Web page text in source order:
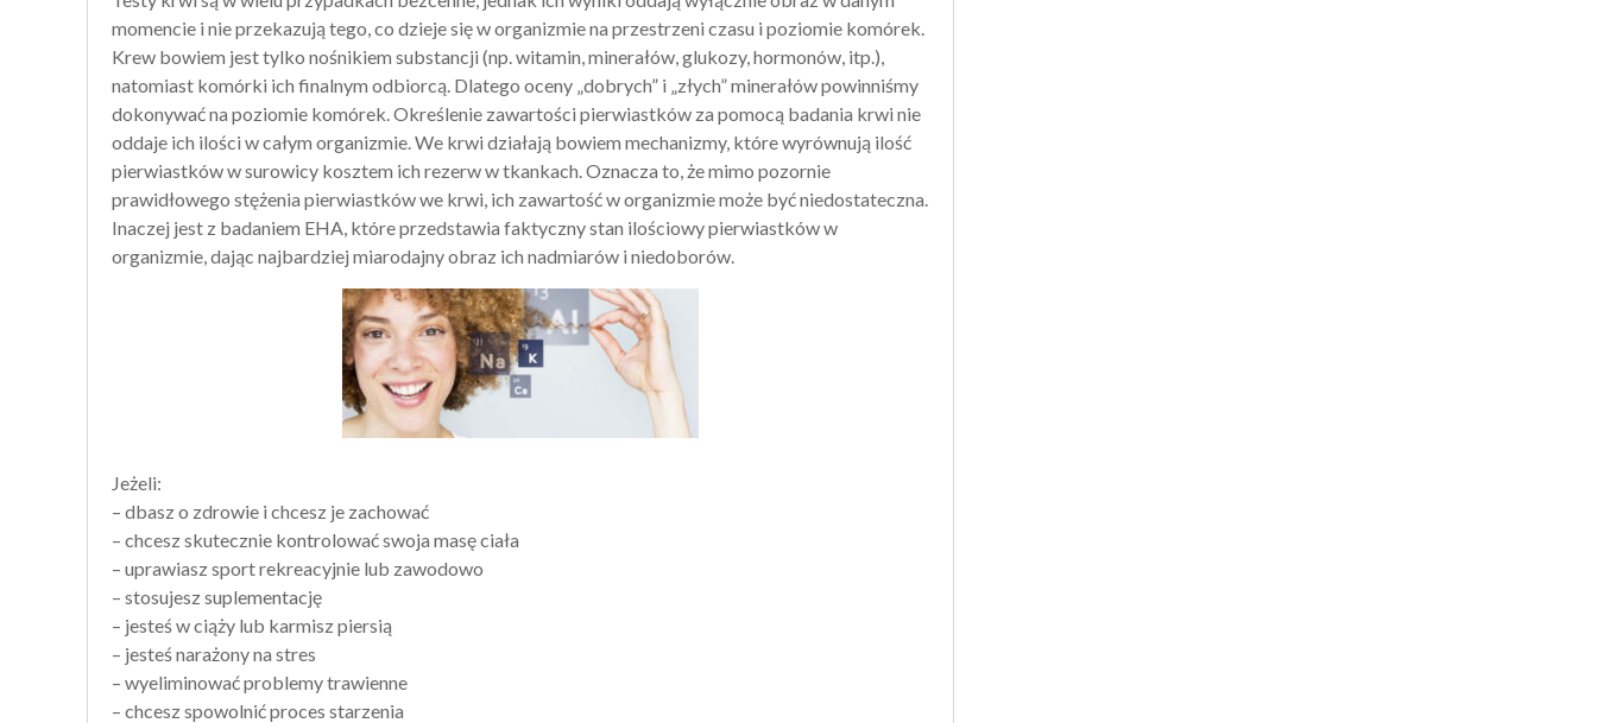
momencie i nie przekazują tego, co dzieje się w organizmie na przestrzeni czasu i poziomie komórek.
Krew bowiem jest tylko nośnikiem substancji (np. witamin, minerałów, glukozy, hormonów, itp.),
natomiast komórki ich finalnym odbiorcą. Dlatego oceny „dobrych” i „złych” minerałów powinniśmy
dokonywać na poziomie komórek. Określenie zawartości pierwiastków za pomocą badania krwi nie
oddaje ich ilości w całym organizmie. We krwi działają bowiem mechanizmy, które wyrównują ilość
pierwiastków w surowicy kosztem ich rezerw w tkankach. Oznacza to, że mimo pozornie
prawidłowego stężenia pierwiastków we krwi, ich zawartość w organizmie może być niedostateczna.
Inaczej jest z badaniem EHA, które przedstawia faktyczny stan ilościowy pierwiastków w
organizmie, dając najbardziej miarodajny obraz ich nadmiarów i niedoborów.
Jeżeli:
– dbasz o zdrowie i chcesz je zachować
– chcesz skutecznie kontrolować swoja masę ciała
– uprawiasz sport rekreacyjnie lub zawodowo
– stosujesz suplementację
– jesteś w ciąży lub karmisz piersią
– jesteś narażony na stres
– wyeliminować problemy trawienne
– chcesz spowolnić proces starzenia